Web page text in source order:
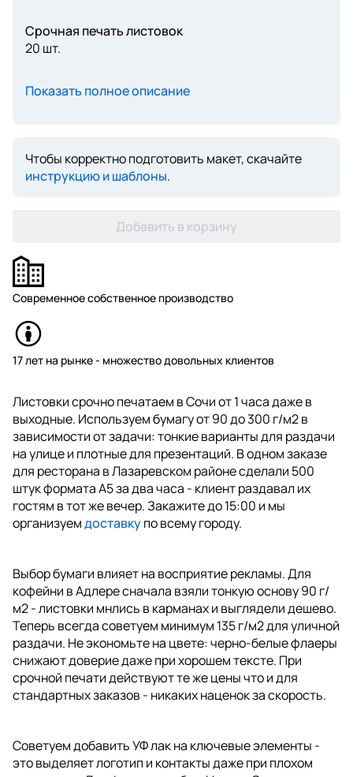
Срочная печать листовок
20 шт.
Показать полное описание
Чтобы корректно подготовить макет, скачайте
инструкцию и шаблоны.
Добавить в корзину
Современное собственное производство
17 лет на рынке - множество довольных клиентов
Листовки срочно печатаем в Сочи от 1 часа даже в
выходные. Используем бумагу от 90 до 300 г/м2 в
зависимости от задачи: тонкие варианты для раздачи
на улице и плотные для презентаций. В одном заказе
для ресторана в Лазаревском районе сделали 500
штук формата А5 за два часа - клиент раздавал их
гостям в тот же вечер. Закажите до 15:00 и мы
организуемдоставкупо всему городу.
Выбор бумаги влияет на восприятие рекламы. Для
кофейни в Адлере сначала взяли тонкую основу 90 г/
м2 - листовки мнлись в карманах и выглядели дешево.
Теперь всегда советуем минимум 135 г/м2 для уличной
раздачи. Не экономьте на цвете: черно-белые флаеры
снижают доверие даже при хорошем тексте. При
срочной печати действуют те же цены что и для
стандартных заказов - никаких наценок за скорость.
Советуем добавить УФ лак на ключевые элементы -
это выделяет логотип и контакты даже при плохом